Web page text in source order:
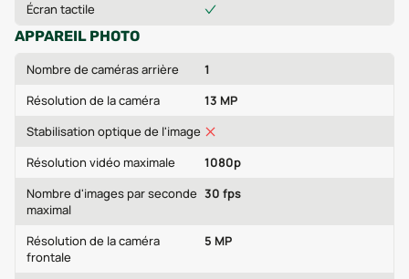
Écran tactile
APPAREIL PHOTO
Nombre de caméras arrière
1
Résolution de la caméra
13 MP
Stabilisation optique de l'image
Résolution vidéo maximale
1080p
Nombre d'images par seconde
maximal
30 fps
Résolution de la caméra
frontale
5 MP